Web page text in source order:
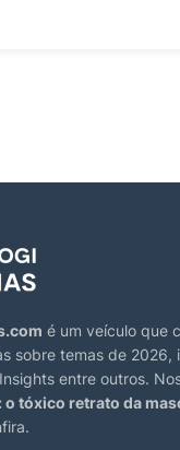
é um veículo que
sobre temas de 2026,
entre outros.
o tóxico retrato da